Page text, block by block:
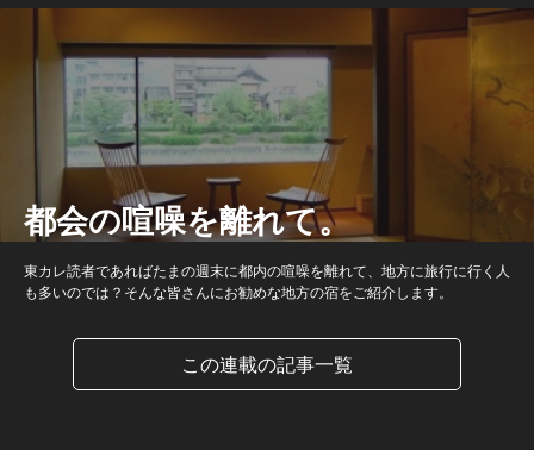
都会の喧噪を離れて。
東カレ読者であればたまの週末に都内の喧噪を離れて、地方に旅行に行く人
も多いのでは？そんな皆さんにお勧めな地方の宿をご紹介します。
この連載の記事一覧